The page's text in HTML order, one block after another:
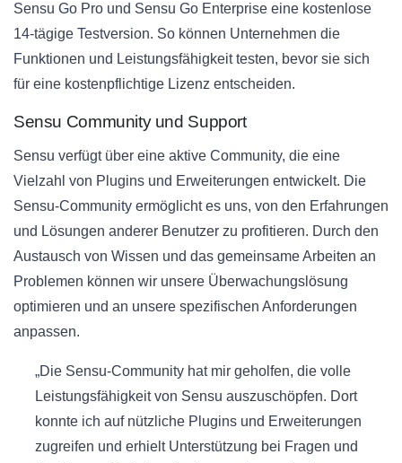
Sensu Go Pro und Sensu Go Enterprise eine kostenlose
14-tägige Testversion. So können Unternehmen die
Funktionen und Leistungsfähigkeit testen, bevor sie sich
für eine kostenpflichtige Lizenz entscheiden.
Sensu Community und Support
Sensu verfügt über eine aktive Community, die eine
Vielzahl von Plugins und Erweiterungen entwickelt. Die
Sensu-Community ermöglicht es uns, von den Erfahrungen
und Lösungen anderer Benutzer zu profitieren. Durch den
Austausch von Wissen und das gemeinsame Arbeiten an
Problemen können wir unsere Überwachungslösung
optimieren und an unsere spezifischen Anforderungen
anpassen.
„Die Sensu-Community hat mir geholfen, die volle
Leistungsfähigkeit von Sensu auszuschöpfen. Dort
konnte ich auf nützliche Plugins und Erweiterungen
zugreifen und erhielt Unterstützung bei Fragen und